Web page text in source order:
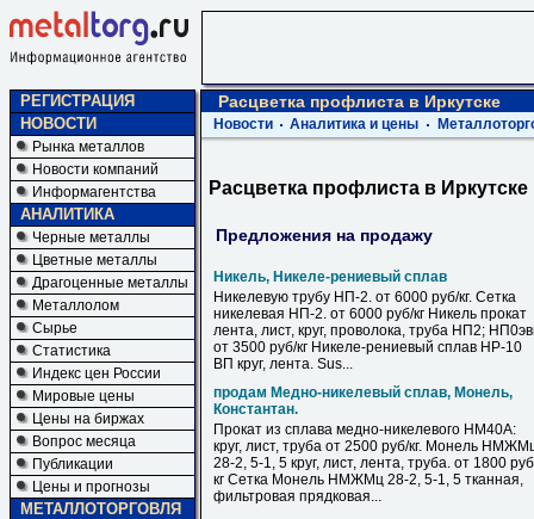
РЕГИСТРАЦИЯ
НОВОСТИ
Рынка металлов
Новости компаний
Информагентства
АНАЛИТИКА
Черные металлы
Цветные металлы
Драгоценные металлы
Металлолом
Сырье
Статистика
Индекс цен России
Мировые цены
Цены на биржах
Вопрос месяца
Публикации
Цены и прогнозы
МЕТАЛЛОТОРГОВЛЯ
Расцветка профлиста в Иркутске
Новости Аналитика и цены
Расцветка профлиста в Иркутске
Предложения на продажу
Никель, Никеле-рениевый сплав
Никелевую трубу НП-2. от 6000 руб/кг. Сетка
никелевая НП-2. от 6000 руб/кг Никель прокат
лента, лист, круг, проволока, труба НП2;
от 3500 руб/кг Никеле-рениевый сплав НР-10
ВП круг, лента. Sus...
продам Медно-никелевый сплав, Монель,
Константан.
Прокат из сплава медно-никелевого НМ40А:
круг, лист, труба от 2500 руб/кг. Монель
28-2, 5-1, 5 круг, лист, лента, труба. от 1800
кг Сетка Монель НМЖМц 28-2, 5-1, 5 тканная,
фильтровая прядковая...